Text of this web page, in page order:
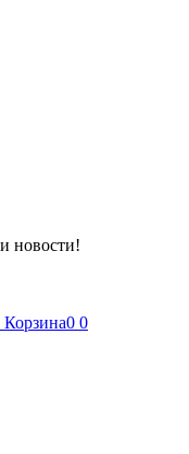
новости!
Корзина0 0